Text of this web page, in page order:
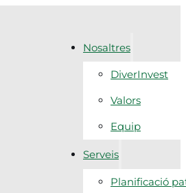
Nosaltres
DiverInvest
Valors
Equip
Serveis
Planificació